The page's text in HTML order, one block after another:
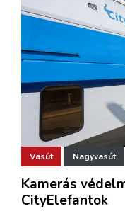
Vasút Nagyvasút
Kamerás
CityElefantok